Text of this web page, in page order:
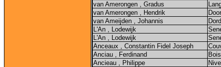
van Amerongen , Gradus
van Amerongen , Hendrik
van Ameijden , Johannis
L'An , Lodewijk
L'An , Lodewijk
Anceaux , Constantin Fidel Joseph
Anciau , Ferdinand
Ancieau , Philippe